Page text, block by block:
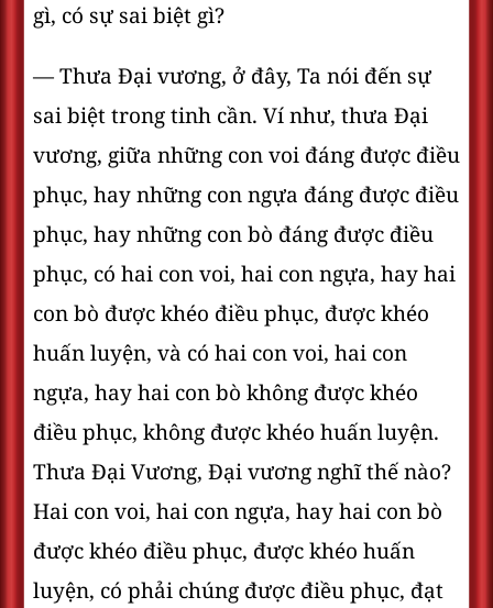
gì, có sự sai biệt gì?
— Thưa Ðại vương, ở đây, Ta nói đến sự
sai biệt trong tinh cần. Ví như, thưa Ðại
vương, giữa những con voi đáng được điều
phục, hay những con ngựa đáng được điều
phục, hay những con bò đáng được điều
phục, có hai con voi, hai con ngựa, hay hai
con bò được khéo điều phục, được khéo
huấn luyện, và có hai con voi, hai con
ngựa, hay hai con bò không được khéo
điều phục, không được khéo huấn luyện.
Thưa Ðại Vương, Ðại vương nghĩ thế nào?
Hai con voi, hai con ngựa, hay hai con bò
được khéo điều phục, được khéo huấn
luyện, có phải chúng được điều phục, đạt